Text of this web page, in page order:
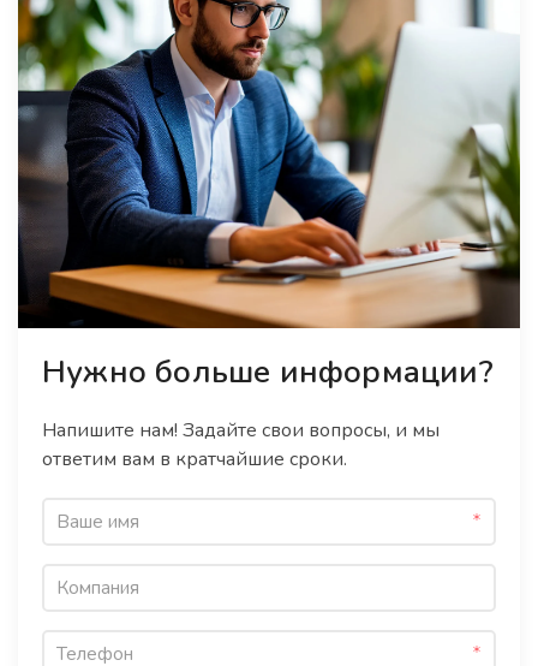
Нужно больше информации?
Напишите нам! Задайте свои вопросы, и мы
ответим вам в кратчайшие сроки.